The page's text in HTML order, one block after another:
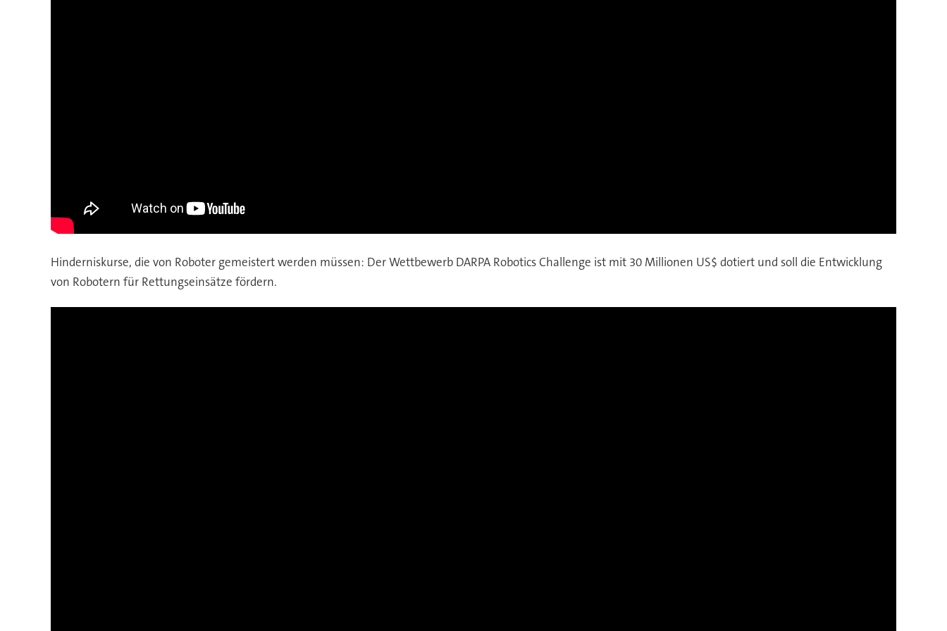
Hinderniskurse, die von Roboter gemeistert werden müssen: Der Wettbewerb DARPA Robotics Challenge ist mit 30 Millionen US$ dotiert und soll die Entwicklung
von Robotern für Rettungseinsätze fördern.